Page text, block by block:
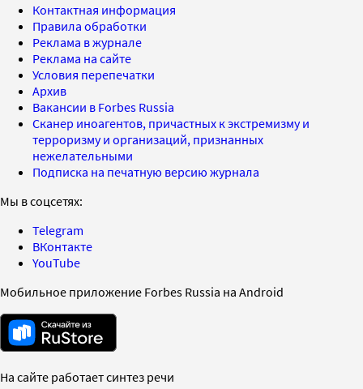
Контактная информация
Правила обработки
Реклама в журнале
Реклама на сайте
Условия перепечатки
Архив
Вакансии в Forbes Russia
Сканер иноагентов, причастных к экстремизму и
терроризму и организаций, признанных
нежелательными
Подписка на печатную версию журнала
Мы в соцсетях:
Telegram
ВКонтакте
YouTube
Мобильное приложение Forbes Russia на Android
На сайте работает синтез речи